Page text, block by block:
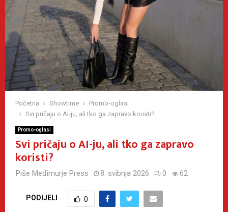
Početna Showtime
Promo-oglasi
Svi pričaju o AI-ju, ali tko ga zapravo koristi?
Promo-oglasi
Svi pričaju o AI-ju, ali tko ga zapravo
koristi?
Piše Međimurje Press 8. svibnja 2026 0 62
PODIJELI 0